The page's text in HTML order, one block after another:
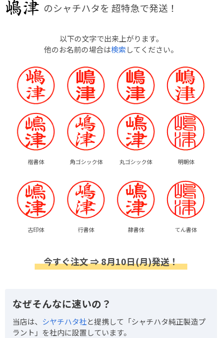
のシャチハタを 超特急で発送！
以下の文字で出来上がります。
他のお名前の場合は検索してください。
楷書体 角ゴシック体 丸ゴシック体 明朝体
古印体 行書体 隷書体 てん書体
今すぐ注文 ⇒ 8月10日(月)発送！
なぜそんなに速いの？
当店は、 シヤチハタ社と提携して「シャチハタ純正製造プ
ラント」を社内に設置しています。